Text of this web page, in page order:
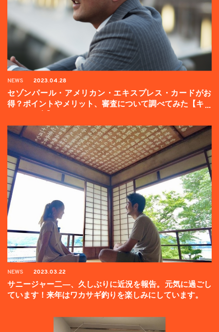
NEWS 2023.04.28
セゾンパール・アメリカン・エキスプレス・カードがお
得？ポイントやメリット、審査について調べてみた【キャ
NEWS 2023.03.22
サニージャー二―、久しぶりに近況を報告。元気に過ごし
ています！来年はワカサギ釣りを楽しみにしています。